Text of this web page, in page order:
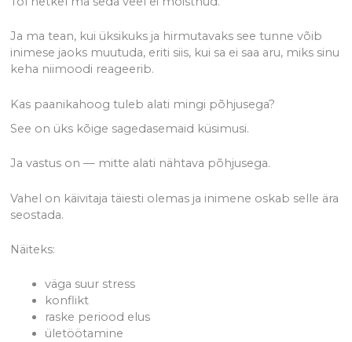
Ja ma tean, kui üksikuks ja hirmutavaks see tunne võib
inimese jaoks muutuda, eriti siis, kui sa ei saa aru, miks sinu
keha niimoodi reageerib.
Kas paanikahoog tuleb alati mingi põhjusega?
See on üks kõige sagedasemaid küsimusi.
Ja vastus on — mitte alati nähtava põhjusega.
Vahel on käivitaja täiesti olemas ja inimene oskab selle ära
seostada.
Näiteks:
väga suur stress
konflikt
raske periood elus
ületöötamine